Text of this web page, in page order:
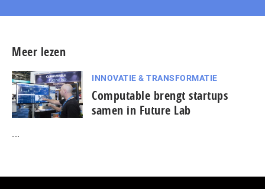
Meer lezen
INNOVATIE & TRANSFORMATIE
Computable brengt startups
samen in Future Lab
...